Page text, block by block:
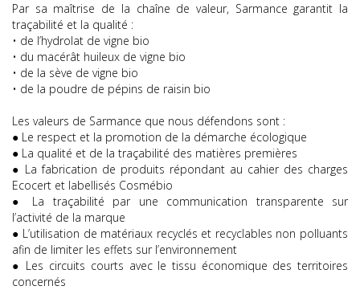
Par sa maîtrise de la chaîne de valeur, Sarmance garantit la
traçabilité et la qualité :
• de l’hydrolat de vigne bio
• du macérât huileux de vigne bio
• de la sève de vigne bio
• de la poudre de pépins de raisin bio
Les valeurs de Sarmance que nous défendons sont :
● Le respect et la promotion de la démarche écologique
● La qualité et de la traçabilité des matières premières
● La fabrication de produits répondant au cahier des charges
Ecocert et labellisés Cosmébio
● La traçabilité par une communication transparente sur
l’activité de la marque
● L’utilisation de matériaux recyclés et recyclables non polluants
afin de limiter les effets sur l’environnement
● Les circuits courts avec le tissu économique des territoires
concernés